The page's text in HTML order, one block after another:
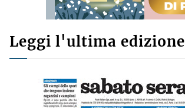
Leggi l'ultima edizione